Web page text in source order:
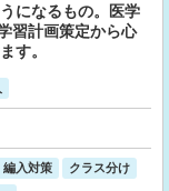
になるもの。医学
習計画策定から心
す。
編入対策
クラス分け